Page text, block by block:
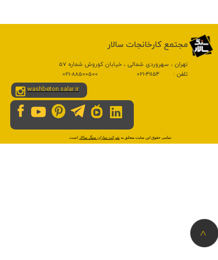
​تمامی حقوق این سایت متعلق به شرکت سازان سنگ سالار است.
​مجتمع کارخانجات سالار
>
تهران ، سهروردی شمالی ، خیابان کوروش شماره 57
تلفن : 41154-021 88500500-021
washbeton.salar.ir